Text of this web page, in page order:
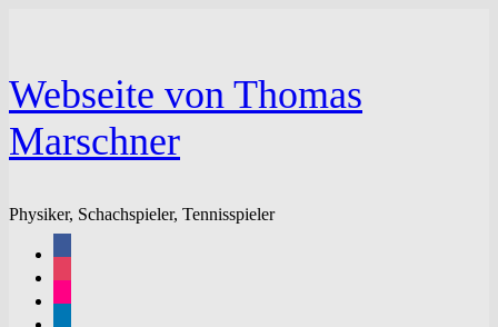
Webseite von Thomas
Marschner
Physiker, Schachspieler, Tennisspieler